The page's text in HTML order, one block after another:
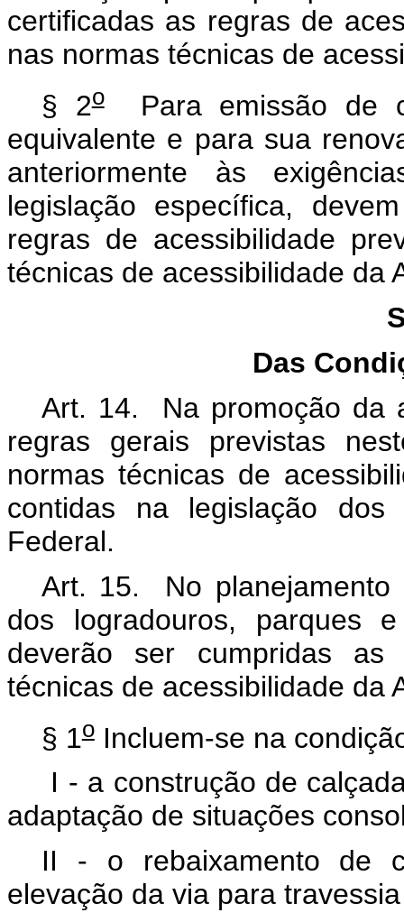
certificadas as regras de
nas normas técnicas de
§ 2oPara emissão de
equivalente e para sua
anteriormente às
legislação específica,
regras de acessibilidade
técnicas de acessibilidade da
Das
Art. 14. Na promoção da
regras gerais previstas
normas técnicas de
contidas na legislação
Federal.
Art. 15. No planejamento
dos logradouros, parques
deverão ser cumpridas as
técnicas de acessibilidade da
§ 1oIncluem-se na
I - a construção de
adaptação de situações
II - o rebaixamento de
elevação da via para